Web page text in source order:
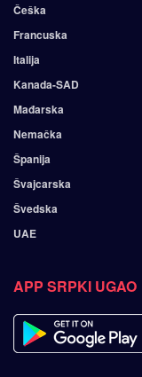
Češka
Francuska
Italija
Kanada-SAD
Mađarska
Nemačka
Španija
Švajcarska
Švedska
UAE
APP SRPKI UGAO